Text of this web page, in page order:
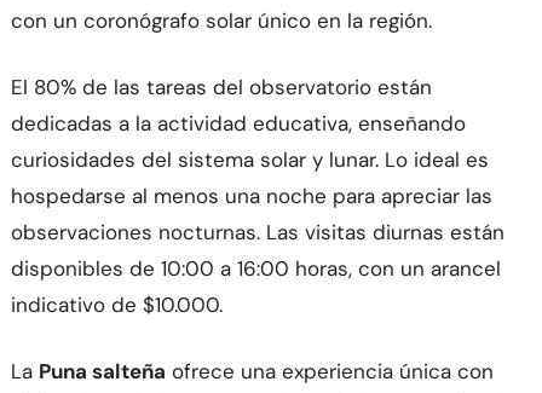
con un coronógrafo solar único en la región.​
El 80% de las tareas del observatorio están
dedicadas a la actividad educativa, enseñando
curiosidades del sistema solar y lunar. Lo ideal es
hospedarse al menos una noche para apreciar las
observaciones nocturnas. Las visitas diurnas están
disponibles de 10:00 a 16:00 horas, con un arancel
indicativo de $10.000.​
La Puna salteña ofrece una experiencia única con